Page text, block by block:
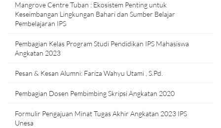
Mangrove Centre Tuban : Ekosistem Penting untuk
Keseimbangan Lingkungan Bahari dan Sumber Belajar
Pembelajaran IPS
Pembagian Kelas Program Studi Pendidikan IPS Mahasiswa
Angkatan 2023
Pesan & Kesan Alumni: Fariza Wahyu Utami , S.Pd.
Pembagian Dosen Pembimbing Skripsi Angkatan 2020
Formulir Pengajuan Minat Tugas Akhir Angkatan 2023 IPS
Unesa